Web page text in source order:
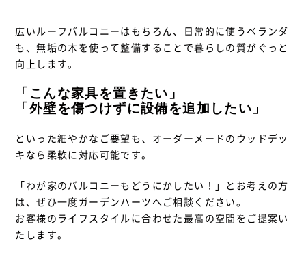
広いルーフバルコニーはもちろん、日常的に使うベランダ
も、無垢の木を使って整備することで暮らしの質がぐっと
向上します。
「こんな家具を置きたい」
「外壁を傷つけずに設備を追加したい」
といった細やかなご要望も、オーダーメードのウッドデッ
キなら柔軟に対応可能です。
「わが家のバルコニーもどうにかしたい！」とお考えの方
は、ぜひ一度ガーデンハーツへご相談ください。
お客様のライフスタイルに合わせた最高の空間をご提案い
たします。